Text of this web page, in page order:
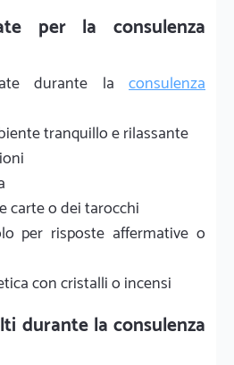
per la consulenza
durante la consulenza
tranquillo e rilassante
carte o dei tarocchi
per risposte affermative o
con cristalli o incensi
durante la consulenza